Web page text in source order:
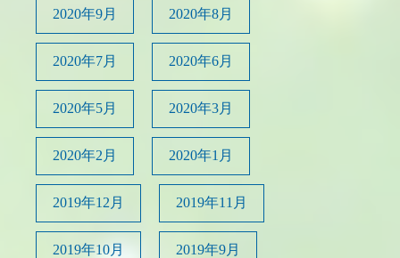
2020年9月 2020年8月
2020年7月 2020年6月
2020年5月 2020年3月
2020年2月 2020年1月
2019年12月 2019年11月
2019年10月 2019年9月